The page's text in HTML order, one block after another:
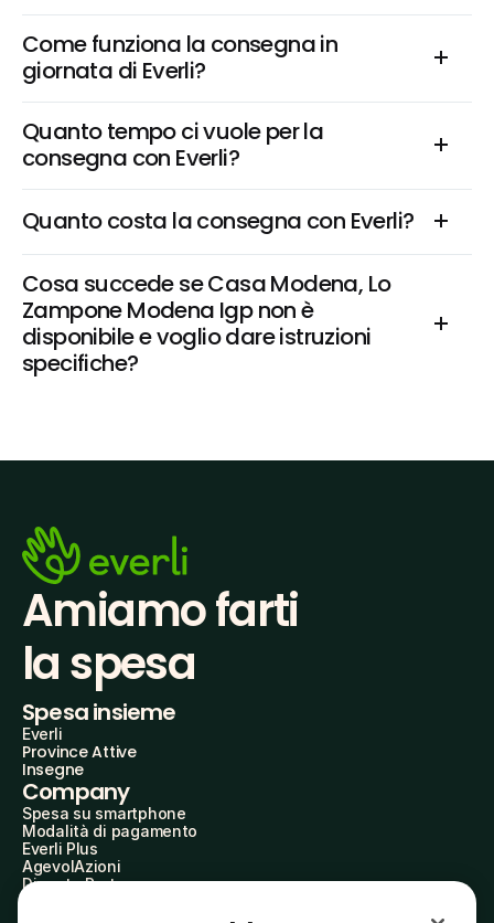
Come funziona la consegna in
giornata di Everli?
Quanto tempo ci vuole per la
consegna con Everli?
Quanto costa la consegna con Everli?
Cosa succede se Casa Modena, Lo
Zampone Modena Igp non è
disponibile e voglio dare istruzioni
specifiche?
Amiamo farti
la spesa
Spesa insieme
Everli
Province Attive
Insegne
Company
Spesa su smartphone
Modalità di pagamento
Everli Plus
AgevolAzioni
Diventa Partner